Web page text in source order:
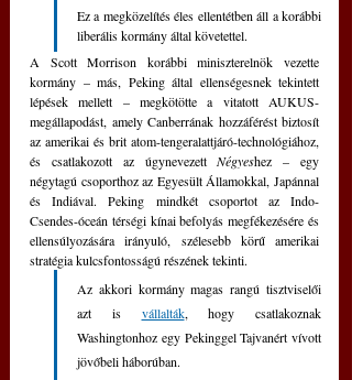
Ez a megközelítés éles ellentétben áll a korábbi
liberális kormány által követettel.
A Scott Morrison korábbi miniszterelnök vezette
kormány – más, Peking által ellenségesnek tekintett
lépések mellett – megkötötte a vitatott AUKUS-
megállapodást, amely Canberrának hozzáférést biztosít
az amerikai és brit atom-tengeralattjáró-technológiához,
és csatlakozott az úgynevezett Négyeshez – egy
négytagú csoporthoz az Egyesült Államokkal, Japánnal
és Indiával. Peking mindkét csoportot az Indo-
Csendes-óceán térségi kínai befolyás megfékezésére és
ellensúlyozására irányuló, szélesebb körű amerikai
stratégia kulcsfontosságú részének tekinti.
Az akkori kormány magas rangú tisztviselői
azt is vállalták, hogy csatlakoznak
Washingtonhoz egy Pekinggel Tajvanért vívott
jövőbeli háborúban.